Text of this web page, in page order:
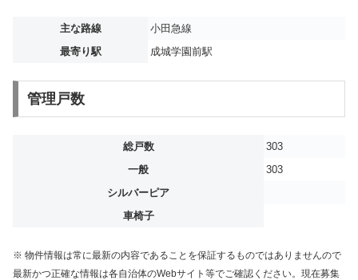
主な路線
小田急線
最寄り駅
成城学園前駅
管理戸数
総戸数
303
一般
303
シルバーピア
車椅子
※ 物件情報は常に最新の内容であることを保証するものではありませんので
最新かつ正確な情報は各自治体のWebサイト等でご確認ください。現在募集